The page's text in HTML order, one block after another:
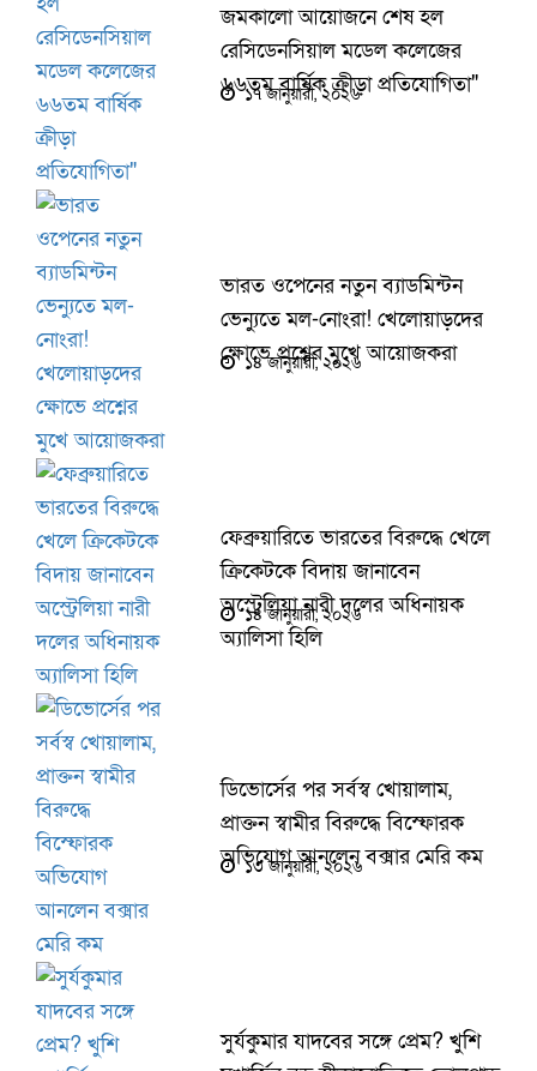
জমকালো আয়োজনে শেষ হল
রেসিডেনসিয়াল মডেল কলেজের
৬৬তম বার্ষিক ক্রীড়া প্রতিযোগিতা"
১৭ জানুয়ারী, ২০২৬
ভারত ওপেনের নতুন ব্যাডমিন্টন
ভেন্যুতে মল-নোংরা! খেলোয়াড়দের
ক্ষোভে প্রশ্নের মুখে আয়োজকরা
১৪ জানুয়ারী, ২০২৬
ফেব্রুয়ারিতে ভারতের বিরুদ্ধে খেলে
ক্রিকেটকে বিদায় জানাবেন
অস্ট্রেলিয়া নারী দলের অধিনায়ক
অ্যালিসা হিলি
১৪ জানুয়ারী, ২০২৬
ডিভোর্সের পর সর্বস্ব খোয়ালাম,
প্রাক্তন স্বামীর বিরুদ্ধে বিস্ফোরক
অভিযোগ আনলেন বক্সার মেরি কম
১৩ জানুয়ারী, ২০২৬
সুর্যকুমার যাদবের সঙ্গে প্রেম? খুশি